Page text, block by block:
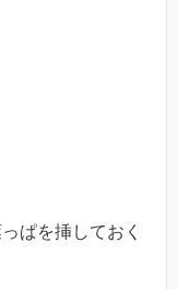
ぱを挿しておく